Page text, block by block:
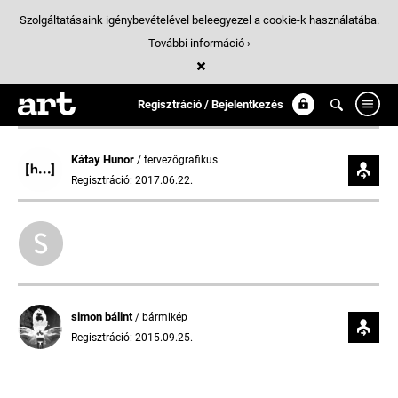
Regisztráció / Bejelentkezés
Kátay Hunor / tervezőgrafikus
Regisztráció: 2017.06.22.
simon bálint/ bármikép
Regisztráció: 2015.09.25.
Szolgáltatásaink igénybevételével beleegyezel a cookie-k használatába.
További információ ›